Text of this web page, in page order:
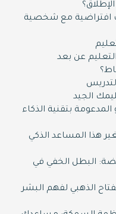
افتراضية مع شخصية
عن بعد
الجيد
بتقنية الذكاء
هذا المساعد الذكي
البطل الخفي في
الذهبي لفهم البشر